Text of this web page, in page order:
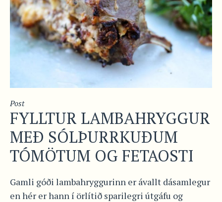
Post
FYLLTUR LAMBAHRYGGUR
MEÐ SÓLÞURRKUÐUM
TÓMÖTUM OG FETAOSTI
Gamli góði lambahryggurinn er ávallt dásamlegur
en hér er hann í örlítið sparilegri útgáfu og